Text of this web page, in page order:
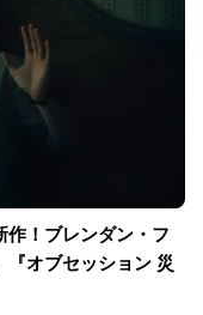
作！ブレンダン・フ
『オブセッション 災